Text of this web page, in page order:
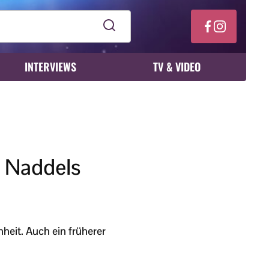
INTERVIEWS TV & VIDEO
Auch ein früherer